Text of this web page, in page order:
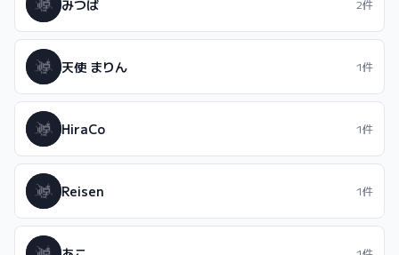
みつば 2件
天使 まりん 1件
HiraCo 1件
Reisen 1件